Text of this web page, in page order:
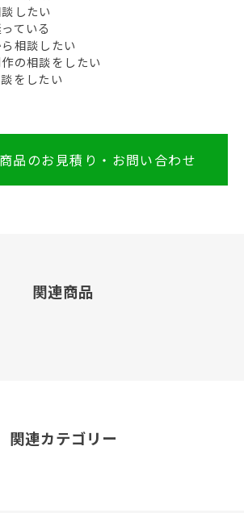
したい
ている
相談したい
の相談をしたい
をしたい
品のお見積り・お問い合わせ
関連商品
関連カテゴリー